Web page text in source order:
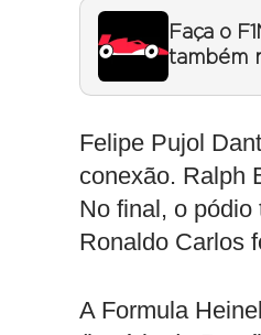
Faça o
também
Felipe Pujol
conexão. Ralph
No final, o
Ronaldo Carlos
A Formula